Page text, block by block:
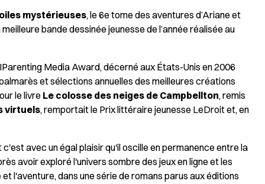
mystérieuses, le 6e tome des aventures d’Ariane et
bande dessinée jeunesse de l’année réalisée au
Media Award, décerné aux États-Unis en 2006
et sélections annuelles des meilleures créations
le livre Le colosse des neiges de Campbellton, remis
virtuels, remportait le Prix littéraire jeunesse LeDroit et, en
avec un égal plaisir qu'il oscille en permanence entre la
avoir exploré l'univers sombre des jeux en ligne et les
l'aventure, dans une série de romans parus aux éditions